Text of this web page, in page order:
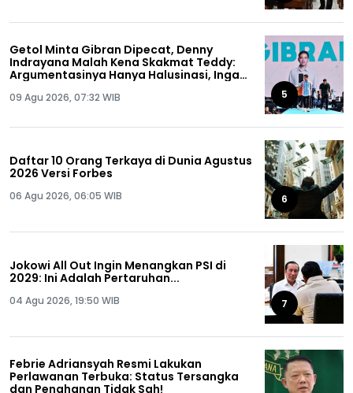
Getol Minta Gibran Dipecat, Denny
Indrayana Malah Kena Skakmat Teddy:
Argumentasinya Hanya Halusinasi, Ingat
09 Agu 2026, 07:32 WIB 5
Daftar 10 Orang Terkaya di Dunia Agustus
2026 Versi Forbes
06 Agu 2026, 06:05 WIB 6
Jokowi All Out Ingin Menangkan PSI di
2029: Ini Adalah Pertaruhan...
04 Agu 2026, 19:50 WIB 7
Febrie Adriansyah Resmi Lakukan
Perlawanan Terbuka: Status Tersangka
dan Penahanan Tidak Sah!